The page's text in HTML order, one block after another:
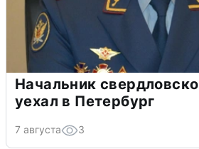
Начальник
уехал в Петербург
7 августа 3